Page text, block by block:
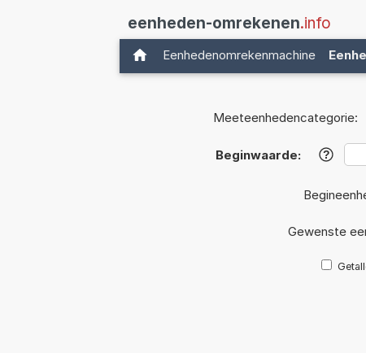
eenheden-omrekenen.info
Eenhedenomrekenmachine
Meeteenhedencategorie:
Beginwaarde: ?
Gewenste